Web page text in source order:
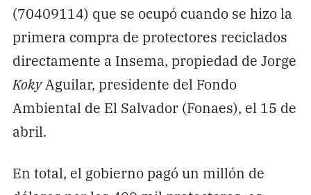
(70409114) que se ocupó cuando se hizo la
primera compra de protectores reciclados
directamente a Insema, propiedad de Jorge
KokyAguilar, presidente del Fondo
Ambiental de El Salvador (Fonaes), el 15 de
abril.
En total, el gobierno pagó un millón de